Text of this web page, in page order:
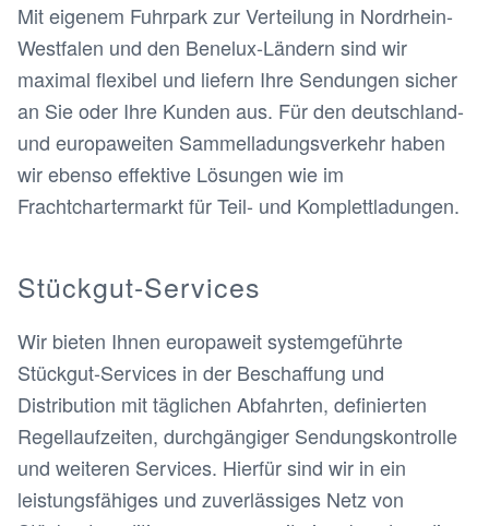
Mit eigenem Fuhrpark zur Verteilung in Nordrhein-
Westfalen und den Benelux-Ländern sind wir
maximal flexibel und liefern Ihre Sendungen sicher
an Sie oder Ihre Kunden aus. Für den deutschland-
und europaweiten Sammelladungsverkehr haben
wir ebenso effektive Lösungen wie im
Frachtchartermarkt für Teil- und Komplettladungen.
Stückgut-Services
Wir bieten Ihnen europaweit systemgeführte
Stückgut-Services in der Beschaffung und
Distribution mit täglichen Abfahrten, definierten
Regellaufzeiten, durchgängiger Sendungskontrolle
und weiteren Services. Hierfür sind wir in ein
leistungsfähiges und zuverlässiges Netz von